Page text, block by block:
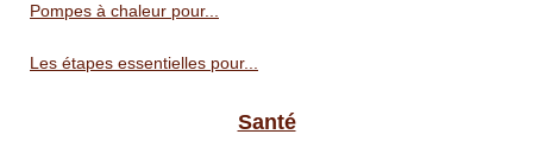
Pompes à chaleur pour...
Les étapes essentielles pour...
Santé